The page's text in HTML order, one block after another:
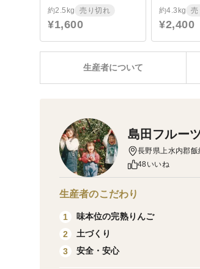
約2.5kg 売り切れ
¥1,600
約4.3kg 売
¥2,400
生産者について
島田フルー
長野県上水内郡飯
48いいね
生産者のこだわり
1
味本位の完熟りんご
2
土づくり
3
安全・安心